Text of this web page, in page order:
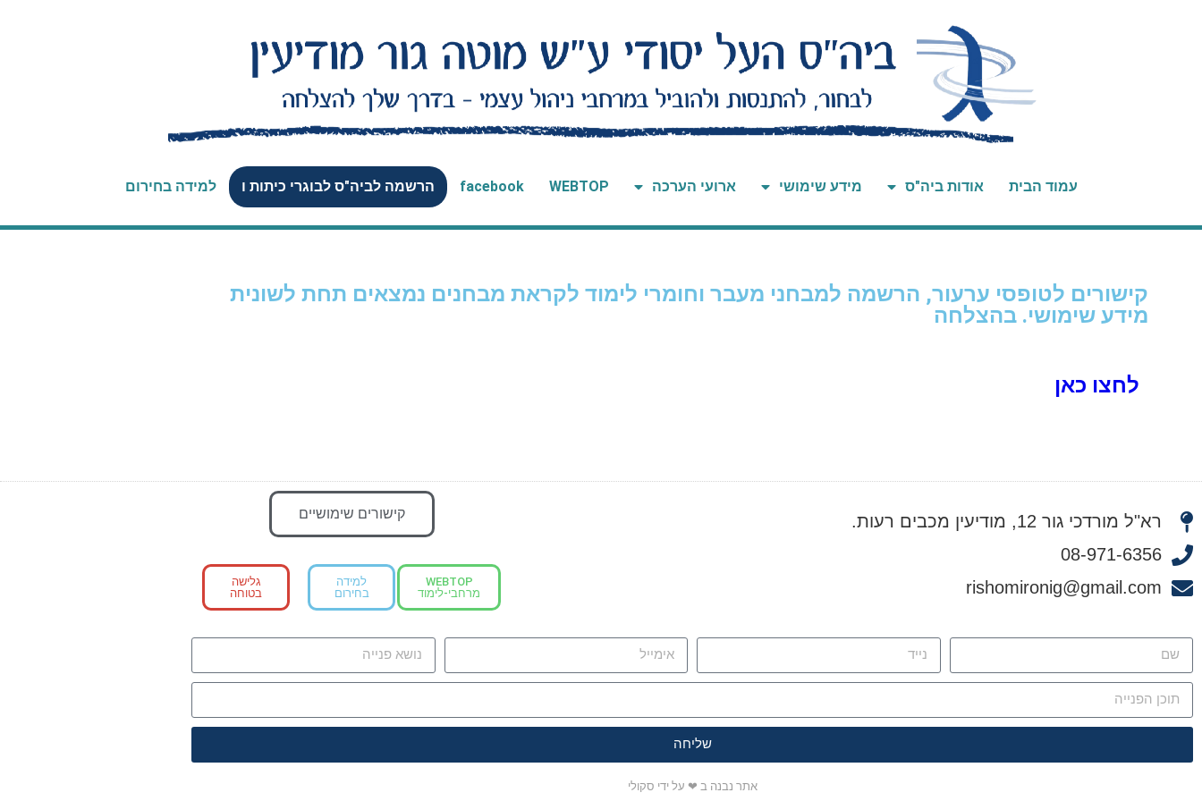
עמוד הבית אודות ביה"ס מידע שימושי ארועי הערכה WEBTOP
facebook הרשמה לביה"ס לבוגרי כיתות ו למידה בחירום
קישורים לטופסי ערעור, הרשמה למבחני מעבר וחומרי לימוד לקראת מבחנים נמצאים תחת לשונית
מידע שימושי. בהצלחה
לחצו כאן
רא"ל מורדכי גור 12, מודיעין מכבים רעות.
08-971-6356
rishomironig@gmail.com
קישורים שימושיים
WEBTOP
מרחבי-לימוד
למידה
בחירום
גלישה
בטוחה
שליחה
אתר נבנה ב ❤ על ידי סקולי